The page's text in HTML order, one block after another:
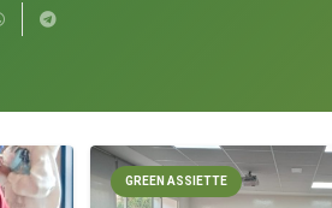
GREEN ASSIETTE